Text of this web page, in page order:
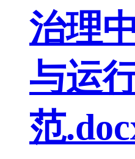
治理
与运
范